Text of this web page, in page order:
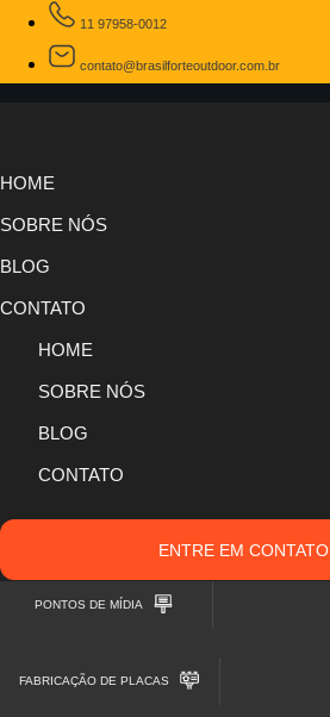
11 97958-0012
contato@brasilforteoutdoor.com.br
HOME
SOBRE NÓS
BLOG
CONTATO
HOME
SOBRE NÓS
BLOG
CONTATO
ENTRE EM CONTATO
PONTOS DE MÍDIA
FABRICAÇÃO DE PLACAS